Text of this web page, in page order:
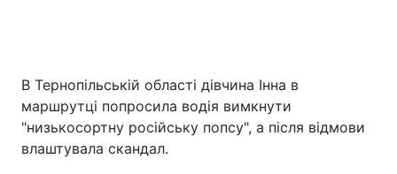
В Тернопільській області дівчина Інна в
маршрутці попросила водія вимкнути
"низькосортну російську попсу", а після відмови
влаштувала скандал.